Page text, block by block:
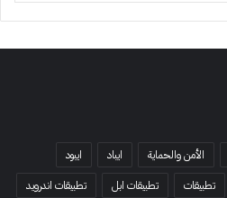
الأمن والحماية ايباد
ايبود
تطبيقات تطبيقات ابل تطبيقات اندرويد